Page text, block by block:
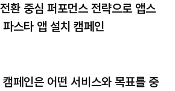
환 중심 퍼포먼스 전략으로 앱스
스타 앱 설치 캠페인
페인은 어떤 서비스와 목표를 중